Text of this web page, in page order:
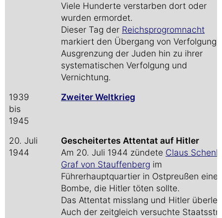
Viele Hunderte verstarben dort oder
wurden ermordet.
Dieser Tag der Reichsprogromnacht
markiert den Übergang von Verfolgung
Ausgrenzung der Juden hin zu ihrer
systematischen Verfolgung und
Vernichtung.
1939
bis
1945
Zweiter Weltkrieg
20. Juli
1944
Gescheitertes Attentat auf Hitler
Am 20. Juli 1944 zündete Claus Schenk
Graf von Stauffenberg im
Führerhauptquartier in Ostpreußen eine
Bombe, die Hitler töten sollte.
Das Attentat misslang und Hitler
Auch der zeitgleich versuchte